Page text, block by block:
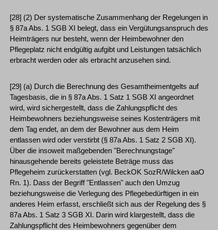
[28] (2) Der systematische Zusammenhang der Regelungen in
§ 87a Abs. 1 SGB XI belegt, dass ein Vergütungsanspruch des
Heimträgers nur besteht, wenn der Heimbewohner den
Pflegeplatz nicht endgültig aufgibt und Leistungen tatsächlich
erbracht werden oder als erbracht anzusehen sind.
[29] (a) Durch die Berechnung des Gesamtheimentgelts auf
Tagesbasis, die in § 87a Abs. 1 Satz 1 SGB XI angeordnet
wird, wird sichergestellt, dass die Zahlungspflicht des
Heimbewohners beziehungsweise seines Kostenträgers mit
dem Tag endet, an dem der Bewohner aus dem Heim
entlassen wird oder verstirbt (§ 87a Abs. 1 Satz 2 SGB XI).
Über die insoweit maßgebenden "Berechnungstage"
hinausgehende bereits geleistete Beträge muss das
Pflegeheim zurückerstatten (vgl. BeckOK SozR/Wilcken aaO
Rn. 1). Dass der Begriff "Entlassen" auch den Umzug
beziehungsweise die Verlegung des Pflegebedürftigen in ein
anderes Heim erfasst, erschließt sich aus der Regelung des §
87a Abs. 1 Satz 3 SGB XI. Darin wird klargestellt, dass die
Zahlungspflicht des Heimbewohners gegenüber dem